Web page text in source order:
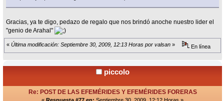
Gracias, ya te digo, pedazo de regalo que nos brindó anoche nuestro lider el
"genio de Arahal"
« Última modificación: Septiembre 30, 2009, 12:13 Horas por valsan » En línea
piccolo
Re: POST DE LAS EFEMÉRIDES Y EFEMÉRIDES FORERAS